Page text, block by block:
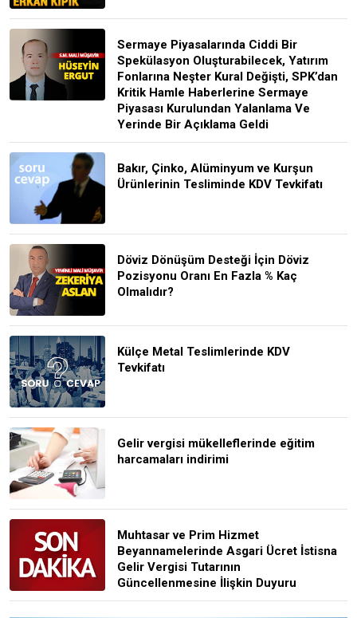
Sermaye Piyasalarında Ciddi Bir
Spekülasyon Oluşturabilecek, Yatırım
Fonlarına Neşter Kural Değişti, SPK’dan
Kritik Hamle Haberlerine Sermaye
Piyasası Kurulundan Yalanlama Ve
Yerinde Bir Açıklama Geldi
Bakır, Çinko, Alüminyum ve Kurşun
Ürünlerinin Tesliminde KDV Tevkifatı
Döviz Dönüşüm Desteği İçin Döviz
Pozisyonu Oranı En Fazla % Kaç
Olmalıdır?
Külçe Metal Teslimlerinde KDV
Tevkifatı
Gelir vergisi mükelleflerinde eğitim
harcamaları indirimi
Muhtasar ve Prim Hizmet
Beyannamelerinde Asgari Ücret İstisna
Gelir Vergisi Tutarının
Güncellenmesine İlişkin Duyuru